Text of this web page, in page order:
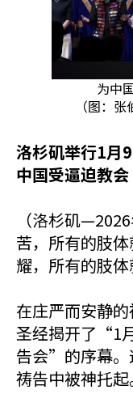
为中
（图：
洛杉矶举行1月
中国受逼迫教会
（洛杉矶
苦，所有的肢
耀，所有的肢
在庄严而安静
圣经揭开了“1
告会”的序幕。
祷告中被神托起